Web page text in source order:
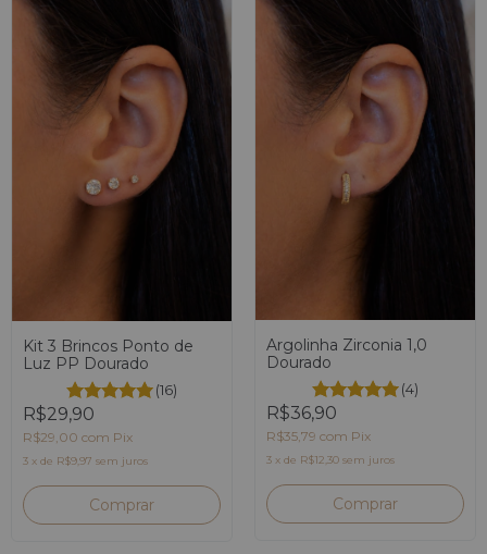
Kit 3 Brincos Ponto de
Luz PP Dourado
(16)
R$29,90
R$29,00 com Pix
3 x de R$9,97 sem juros
Argolinha Zirconia 1,0
Dourado
(4)
R$36,90
R$35,79 com Pix
3 x de R$12,30 sem juros